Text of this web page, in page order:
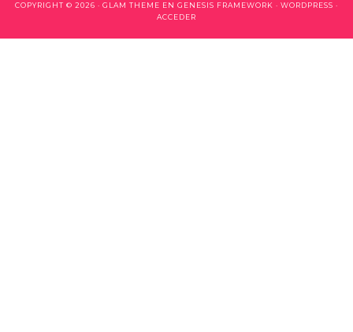
COPYRIGHT © 2026 · GLAM THEME EN GENESIS FRAMEWORK · WORDPRESS ·
ACCEDER